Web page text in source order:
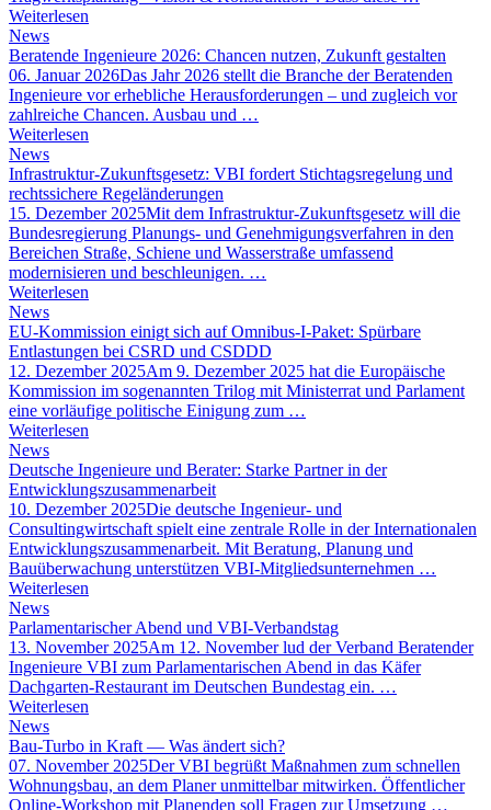
Weiterlesen
News
Beratende Ingenieure 2026: Chancen nutzen, Zukunft gestalten
06. Januar 2026Das Jahr 2026 stellt die Branche der Beratenden
Ingenieure vor erhebliche Herausforderungen – und zugleich vor
zahlreiche Chancen. Ausbau und …
Weiterlesen
News
Infrastruktur-Zukunftsgesetz: VBI fordert Stichtagsregelung und
rechtssichere Regeländerungen
15. Dezember 2025Mit dem Infrastruktur-Zukunftsgesetz will die
Bundesregierung Planungs- und Genehmigungsverfahren in den
Bereichen Straße, Schiene und Wasserstraße umfassend
modernisieren und beschleunigen. …
Weiterlesen
News
EU-Kommission einigt sich auf Omnibus-I-Paket: Spürbare
Entlastungen bei CSRD und CSDDD
12. Dezember 2025Am 9. Dezember 2025 hat die Europäische
Kommission im sogenannten Trilog mit Ministerrat und Parlament
eine vorläufige politische Einigung zum …
Weiterlesen
News
Deutsche Ingenieure und Berater: Starke Partner in der
Entwicklungszusammenarbeit
10. Dezember 2025Die deutsche Ingenieur- und
Consultingwirtschaft spielt eine zentrale Rolle in der Internationalen
Entwicklungszusammenarbeit. Mit Beratung, Planung und
Bauüberwachung unterstützen VBI-Mitgliedsunternehmen …
Weiterlesen
News
Parlamentarischer Abend und VBI-Verbandstag
13. November 2025Am 12. November lud der Verband Beratender
Ingenieure VBI zum Parlamentarischen Abend in das Käfer
Dachgarten-Restaurant im Deutschen Bundestag ein. …
Weiterlesen
News
Bau-Turbo in Kraft — Was ändert sich?
07. November 2025Der VBI begrüßt Maßnahmen zum schnellen
Wohnungsbau, an dem Planer unmittelbar mitwirken. Öffentlicher
Online-Workshop mit Planenden soll Fragen zur Umsetzung …